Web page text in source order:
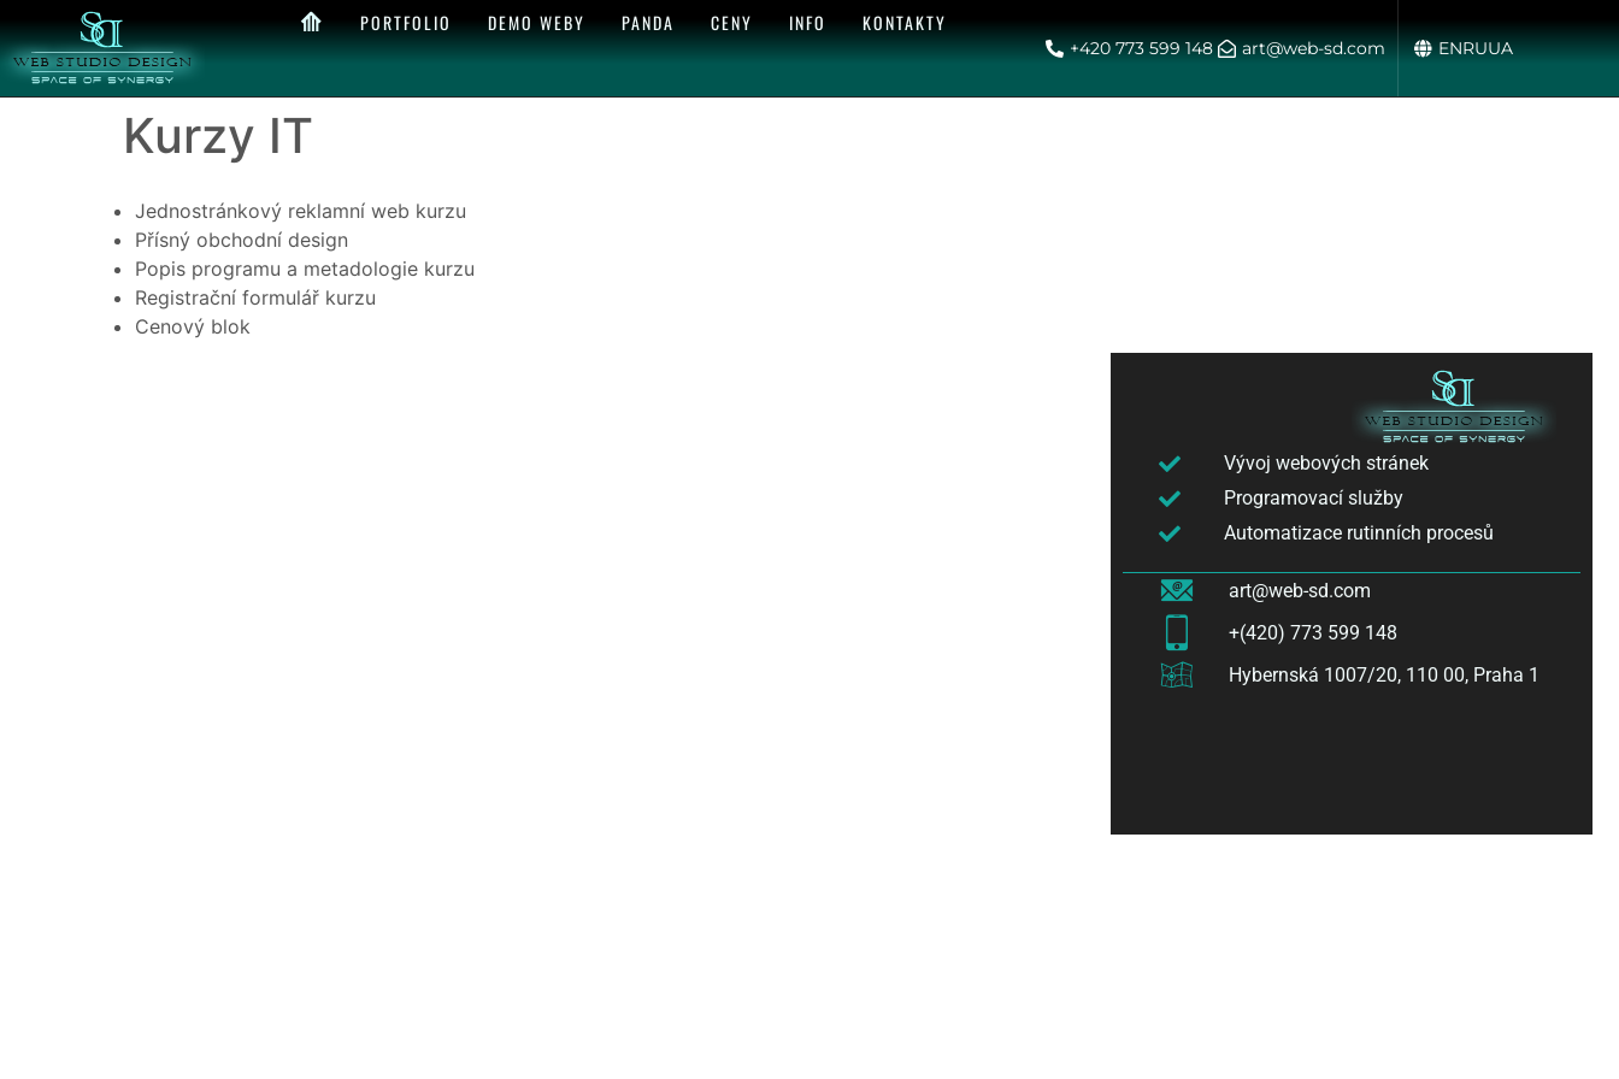
⟰ PORTFOLIO DEMO WEBY PANDA CENY INFO KONTAKTY
+420 773 599 148 art@web-sd.com ENRUUA
Kurzy IT
Jednostránkový reklamní web kurzu
Přísný obchodní design
Popis programu a metadologie kurzu
Registrační formulář kurzu
Cenový blok
Vývoj webových stránek
Programovací služby
Automatizace rutinních procesů
art@web-sd.com
+(420) 773 599 148
Hybernská 1007/20, 110 00, Praha 1